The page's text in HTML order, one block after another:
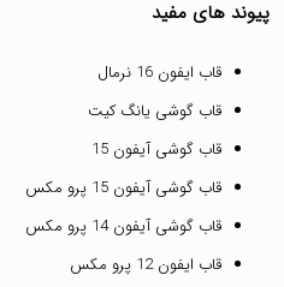
پیوند های مفید
قاب ایفون 16 نرمال
قاب گوشی یانگ کیت
قاب گوشی آیفون 15
قاب گوشی آیفون 15 پرو مکس
قاب گوشی آیفون 14 پرو مکس
قاب ایفون 12 پرو مکس